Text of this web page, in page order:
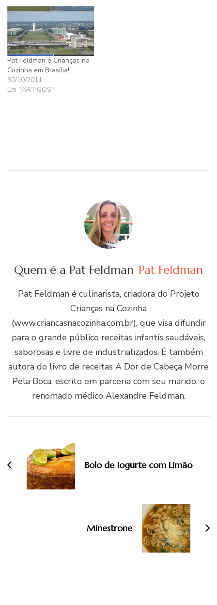
Pat Feldman e Crianças na
Cozinha em Brasília!
30/10/2011
Em "ARTIGOS"
Quem é a Pat Feldman Pat Feldman
Pat Feldman é culinarista, criadora do Projeto
Crianças na Cozinha
(www.criancasnacozinha.com.br), que visa difundir
para o grande público receitas infantis saudáveis,
saborosas e livre de industrializados. É também
autora do livro de receitas A Dor de Cabeça Morre
Pela Boca, escrito em parceria com seu marido, o
renomado médico Alexandre Feldman.
post
Bolo de Iogurte com Limão
Minestrone